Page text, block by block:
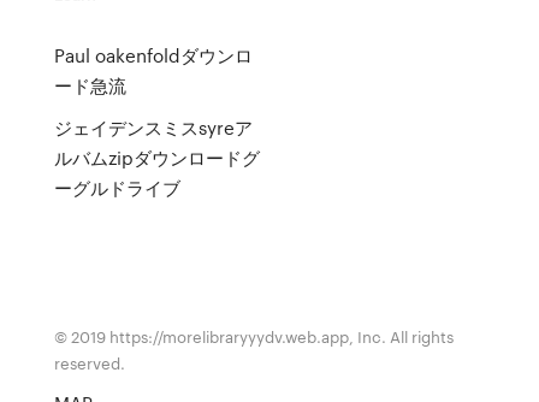
Paul oakenfoldダウンロ
ード急流
ジェイデンスミスsyreア
ルバムzipダウンロードグ
ーグルドライブ
© 2019 https://morelibraryyydv.web.app, Inc. All rights
reserved.